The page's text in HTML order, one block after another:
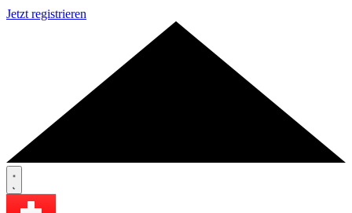
Jetzt registrieren